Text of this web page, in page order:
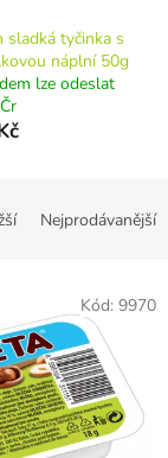
sladká tyčinka s
náplní 50g
lze odeslat
Nejprodávanější
Kód: 9970